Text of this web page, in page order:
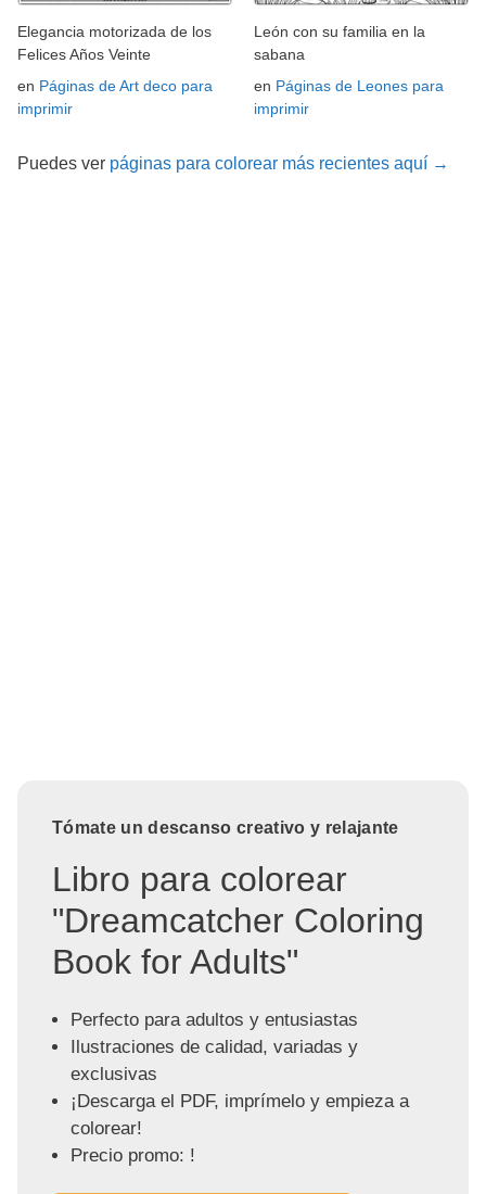
Elegancia motorizada de los
Felices Años Veinte
en Páginas de Art deco para
imprimir
León con su familia en la
sabana
en Páginas de Leones para
imprimir
Puedes ver páginas para colorear más recientes aquí →
Tómate un descanso creativo y relajante
Libro para colorear
"Dreamcatcher Coloring
Book for Adults"
Perfecto para adultos y entusiastas
Ilustraciones de calidad, variadas y
exclusivas
¡Descarga el PDF, imprímelo y empieza a
colorear!
Precio promo: !